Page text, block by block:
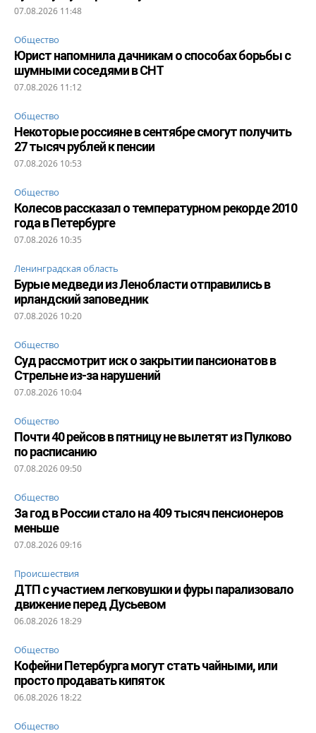
07.08.2026 11:48
Общество
Юрист напомнила дачникам о способах борьбы с
шумными соседями в СНТ
07.08.2026 11:12
Общество
Некоторые россияне в сентябре смогут получить
27 тысяч рублей к пенсии
07.08.2026 10:53
Общество
Колесов рассказал о температурном рекорде 2010
года в Петербурге
07.08.2026 10:35
Ленинградская область
Бурые медведи из Ленобласти отправились в
ирландский заповедник
07.08.2026 10:20
Общество
Суд рассмотрит иск о закрытии пансионатов в
Стрельне из-за нарушений
07.08.2026 10:04
Общество
Почти 40 рейсов в пятницу не вылетят из Пулково
по расписанию
07.08.2026 09:50
Общество
За год в России стало на 409 тысяч пенсионеров
меньше
07.08.2026 09:16
Происшествия
ДТП с участием легковушки и фуры парализовало
движение перед Дусьевом
06.08.2026 18:29
Общество
Кофейни Петербурга могут стать чайными, или
просто продавать кипяток
06.08.2026 18:22
Общество